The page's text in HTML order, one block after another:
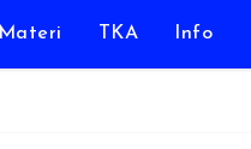
Materi TKA Info